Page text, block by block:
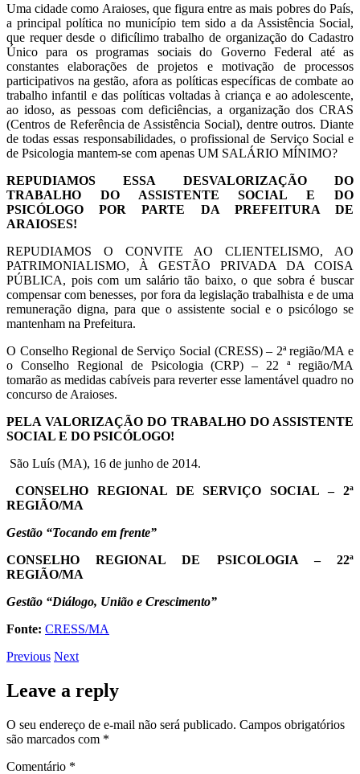
Uma cidade como Araioses, que figura entre as mais pobres do País,
a principal política no município tem sido a da Assistência Social,
que requer desde o dificílimo trabalho de organização do Cadastro
Único para os programas sociais do Governo Federal até as
constantes elaborações de projetos e motivação de processos
participativos na gestão, afora as políticas específicas de combate ao
trabalho infantil e das políticas voltadas à criança e ao adolescente,
ao idoso, as pessoas com deficiências, a organização dos CRAS
(Centros de Referência de Assistência Social), dentre outros. Diante
de todas essas responsabilidades, o profissional de Serviço Social e
de Psicologia mantem-se com apenas UM SALÁRIO MÍNIMO?
REPUDIAMOS ESSA DESVALORIZAÇÃO DO
TRABALHO DO ASSISTENTE SOCIAL E DO
PSICÓLOGO POR PARTE DA PREFEITURA DE
ARAIOSES!
REPUDIAMOS O CONVITE AO CLIENTELISMO, AO
PATRIMONIALISMO, À GESTÃO PRIVADA DA COISA
PÚBLICA, pois com um salário tão baixo, o que sobra é buscar
compensar com benesses, por fora da legislação trabalhista e de uma
remuneração digna, para que o assistente social e o psicólogo se
mantenham na Prefeitura.
O Conselho Regional de Serviço Social (CRESS) – 2ª região/MA e
o Conselho Regional de Psicologia (CRP) – 22 ª região/MA
tomarão as medidas cabíveis para reverter esse lamentável quadro no
concurso de Araioses.
PELA VALORIZAÇÃO DO TRABALHO DO ASSISTENTE
SOCIAL E DO PSICÓLOGO!
São Luís (MA), 16 de junho de 2014.
CONSELHO REGIONAL DE SERVIÇO SOCIAL – 2ª
REGIÃO/MA
Gestão “Tocando em frente”
CONSELHO REGIONAL DE PSICOLOGIA – 22ª
REGIÃO/MA
Gestão “Diálogo, União e Crescimento”
Fonte: CRESS/MA
Previous Next
Leave a reply
O seu endereço de e-mail não será publicado. Campos obrigatórios
são marcados com *
Comentário *